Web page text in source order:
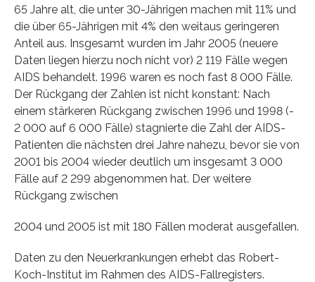
65 Jahre alt, die unter 30-Jährigen machen mit 11% und
die über 65-Jährigen mit 4% den weitaus geringeren
Anteil aus. Insgesamt wurden im Jahr 2005 (neuere
Daten liegen hierzu noch nicht vor) 2 119 Fälle wegen
AIDS behandelt. 1996 waren es noch fast 8 000 Fälle.
Der Rückgang der Zahlen ist nicht konstant: Nach
einem stärkeren Rückgang zwischen 1996 und 1998 (-
2 000 auf 6 000 Fälle) stagnierte die Zahl der AIDS-
Patienten die nächsten drei Jahre nahezu, bevor sie von
2001 bis 2004 wieder deutlich um insgesamt 3 000
Fälle auf 2 299 abgenommen hat. Der weitere
Rückgang zwischen
2004 und 2005 ist mit 180 Fällen moderat ausgefallen.
Daten zu den Neuerkrankungen erhebt das Robert-
Koch-Institut im Rahmen des AIDS-Fallregisters.